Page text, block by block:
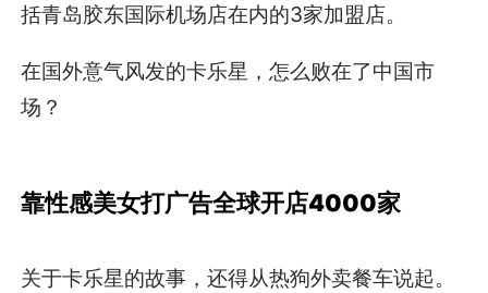
括青岛胶东国际机场店在内的3家加盟店。
在国外意气风发的卡乐星，怎么败在了中国市
场？
靠性感美女打广告全球开店4000家
关于卡乐星的故事，还得从热狗外卖餐车说起。